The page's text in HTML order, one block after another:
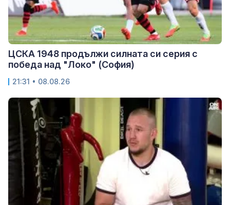
ЦСКА 1948 продължи силната си серия с
победа над "Локо" (София)
21:31 • 08.08.26